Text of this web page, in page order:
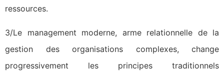
ressources.
3/Le management moderne, arme relationnelle de la
gestion des organisations complexes, change
progressivement les principes traditionnels